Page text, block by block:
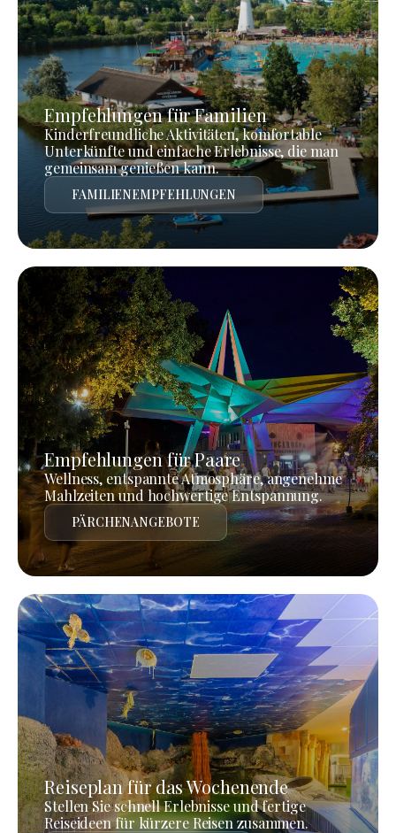
Empfehlungen für Familien
Kinderfreundliche Aktivitäten, komfortable
Unterkünfte und einfache Erlebnisse, die man
gemeinsam genießen kann.
FAMILIENEMPFEHLUNGEN
Empfehlungen für Paare
Wellness, entspannte Atmosphäre, angenehme
Mahlzeiten und hochwertige Entspannung.
PÄRCHENANGEBOTE
Reiseplan für das Wochenende
Stellen Sie schnell Erlebnisse und fertige
Reiseideen für kürzere Reisen zusammen.